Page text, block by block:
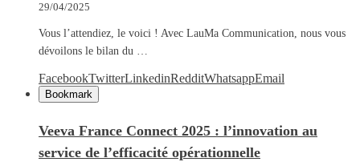
29/04/2025
Vous l’attendiez, le voici ! Avec LauMa Communication, nous vous
dévoilons le bilan du …
FacebookTwitterLinkedinRedditWhatsappEmail
Bookmark
Veeva France Connect 2025 : l’innovation au
service de l’efficacité opérationnelle